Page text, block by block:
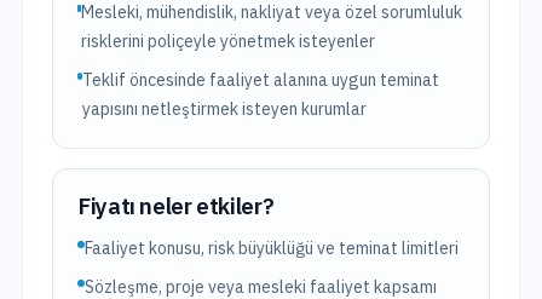
Mesleki, mühendislik, nakliyat veya özel sorumluluk
risklerini poliçeyle yönetmek isteyenler
Teklif öncesinde faaliyet alanına uygun teminat
yapısını netleştirmek isteyen kurumlar
Fiyatı neler etkiler?
Faaliyet konusu, risk büyüklüğü ve teminat limitleri
Sözleşme, proje veya mesleki faaliyet kapsamı